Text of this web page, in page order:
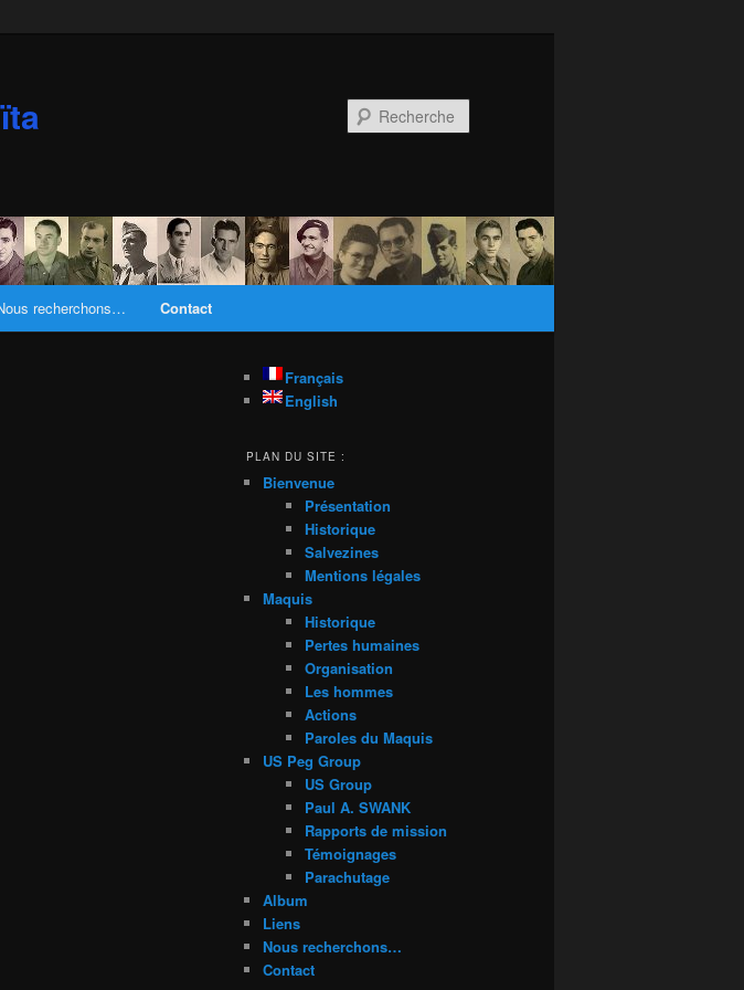
recherchons… Contact
Français
English
PLAN DU SITE :
Bienvenue
Présentation
Historique
Salvezines
Mentions légales
Maquis
Historique
Pertes humaines
Organisation
Les hommes
Actions
Paroles du Maquis
US Peg Group
US Group
Paul A. SWANK
Rapports de mission
Témoignages
Parachutage
Album
Liens
Nous recherchons…
Contact